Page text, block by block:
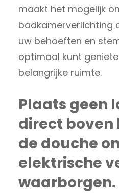
maakt het mogelijk
badkamerverlichting
uw behoeften en
optimaal kunt
belangrijke ruimte.
Plaats geen
direct boven
de douche
elektrische
waarborgen.